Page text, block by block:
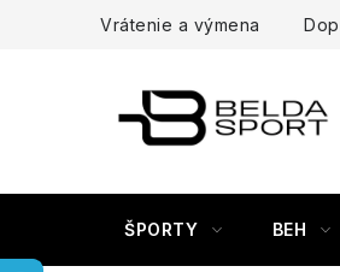
Vrátenie a výmena
ŠPORTY BEH